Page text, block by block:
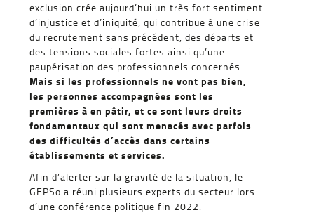
exclusion crée aujourd’hui un très fort sentiment
d’injustice et d’iniquité, qui contribue à une crise
du recrutement sans précédent, des départs et
des tensions sociales fortes ainsi qu’une
paupérisation des professionnels concernés.
Mais si les professionnels ne vont pas bien,
les personnes accompagnées sont les
premières à en pâtir, et ce sont leurs droits
fondamentaux qui sont menacés avec parfois
des difficultés d’accès dans certains
établissements et services.
Afin d’alerter sur la gravité de la situation, le
GEPSo a réuni plusieurs experts du secteur lors
d’une conférence politique fin 2022.